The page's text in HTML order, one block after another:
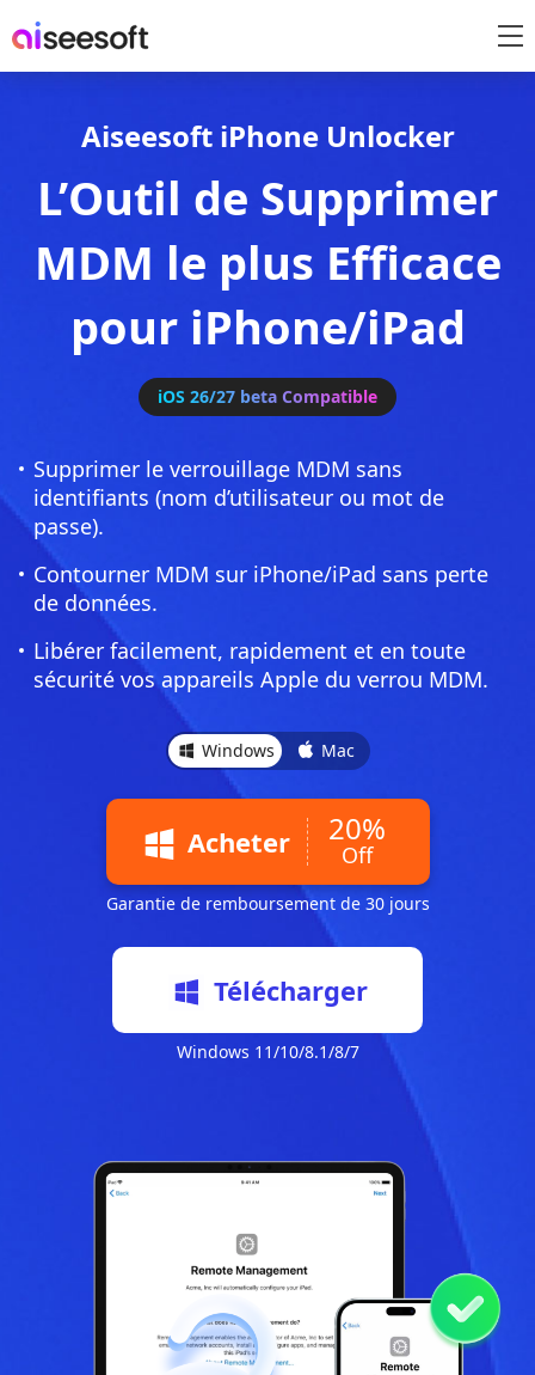
Aiseesoft iPhone Unlocker
L’Outil de Supprimer
MDM le plus Efficace
pour iPhone/iPad
iOS 26/27 beta Compatible
Supprimer le verrouillage MDM sans
identifiants (nom d’utilisateur ou mot de
passe).
Contourner MDM sur iPhone/iPad sans perte
de données.
Libérer facilement, rapidement et en toute
sécurité vos appareils Apple du verrou MDM.
Windows Mac
Acheter 20%
Off
Garantie de remboursement de 30 jours
Télécharger
Windows 11/10/8.1/8/7